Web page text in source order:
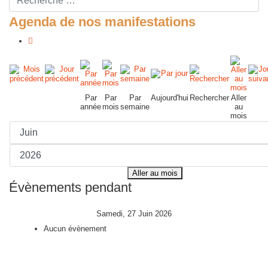
Agenda de nos manifestations
Par
année
Par
mois
Par
semaine
Aujourd'hui Rechercher Aller
au
mois
Aller au mois
Évènements pendant
Samedi, 27 Juin 2026
Aucun évènement